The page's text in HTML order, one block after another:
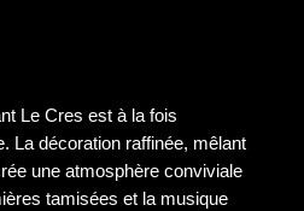
Le Cres est à la fois
La décoration raffinée, mêlant
une atmosphère conviviale
tamisées et la musique